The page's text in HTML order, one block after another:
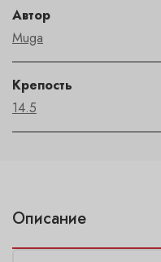
Автор
Muga
Крепость
14.5
Описание